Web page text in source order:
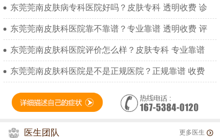
东莞莞南皮肤病专科医院好吗？皮肤专科 透明收费 诊
东莞莞南皮肤科医院靠不靠谱？专业靠谱 透明收费 评
东莞莞南皮肤科医院评价怎么样？皮肤专科 专业靠谱
东莞莞南皮肤科医院是不是正规医院？正规靠谱 收费
医生团队 更多医生